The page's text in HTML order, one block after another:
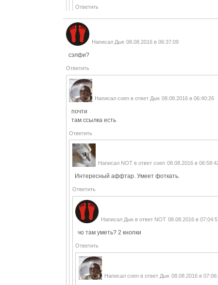
Ответить
Написал Дык 08.08.2016 в 06:37:09
сэлфи?
Ответить
Написалcoen в ответ Дык 08.08.2016 в 06:40:26
почти
там ссылка есть
Ответить
Написал NOTв ответ coen 08.08.2016 в
Интересный аффтар. Умеет фоткать.
Ответить
Написал Дык в ответ NOT 08.08.2016 в
чо там уметь? 2 кнопки
Ответить
Написал coenв ответ Дык 08.08.2016 в